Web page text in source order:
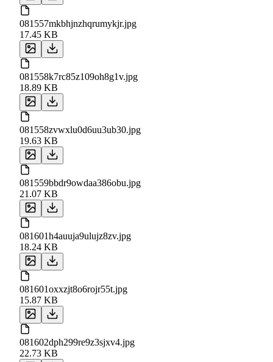
081557mkbhjnzhqrumykjr.jpg
17.45 KB
081558k7rc85z109oh8g1v.jpg
18.89 KB
081558zvwxlu0d6uu3ub30.jpg
19.63 KB
081559bbdr9owdaa386obu.jpg
21.07 KB
081601h4auuja9ulujz8zv.jpg
18.24 KB
081601oxxzjt8o6rojr55t.jpg
15.87 KB
081602dph299re9z3sjxv4.jpg
22.73 KB